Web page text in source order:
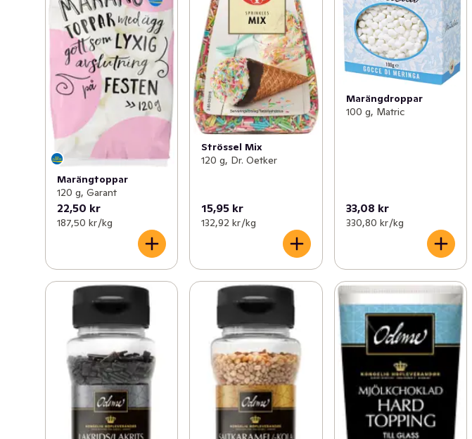
Marängtoppar
120 g, Garant
22,50 kr
187,50 kr /kg
Strössel Mix
120 g, Dr. Oetker
15,95 kr
132,92 kr /kg
Marängdroppar
100 g, Matric
33,08 kr
330,80 kr /kg